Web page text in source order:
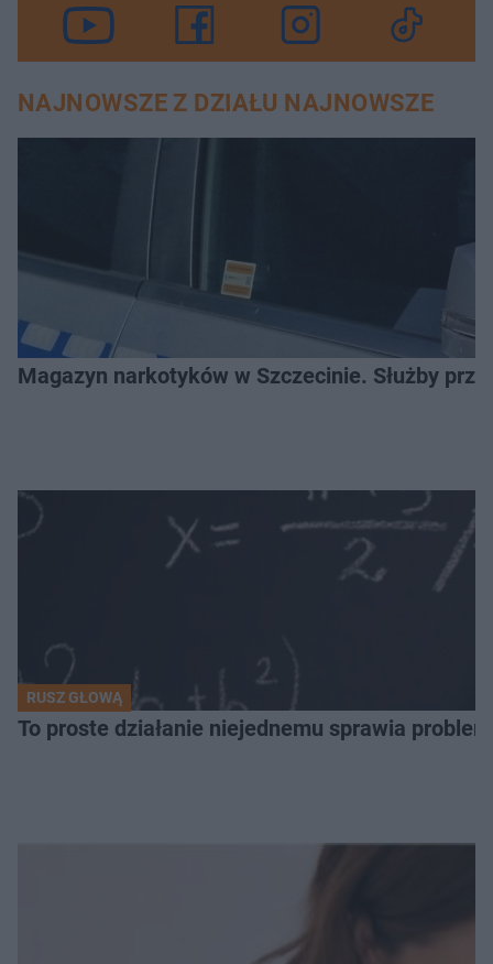
NAJNOWSZE Z DZIAŁU NAJNOWSZE
Magazyn narkotyków w Szczecinie. Służby
RUSZ GŁOWĄ
To proste działanie niejednemu sprawia